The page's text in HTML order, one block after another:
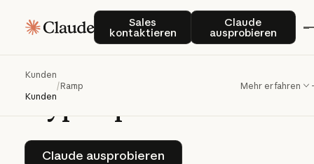
Sales
kontaktieren
Sales kontaktierenClaude
ausprobieren
Claude
Kunden
Kunden
/Ramp Mehr erfahren
WiedieEntwicklung
beiRampdank
Claude
Hyperspeed
Claude ausprobieren
Claude ausprobieren